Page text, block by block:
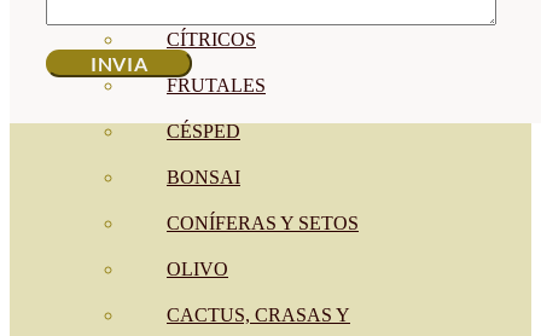
CÍTRICOS
FRUTALES
CÉSPED
BONSAI
CONÍFERAS Y SETOS
OLIVO
CACTUS, CRASAS Y